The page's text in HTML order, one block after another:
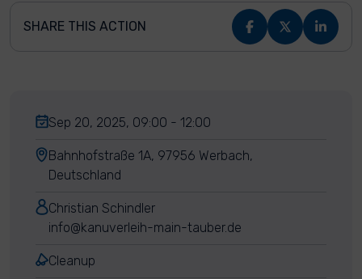
SHARE THIS ACTION
Sep 20, 2025, 09:00 - 12:00
Bahnhofstraße 1A, 97956 Werbach,
Deutschland
Christian Schindler
info@kanuverleih-main-tauber.de
Cleanup